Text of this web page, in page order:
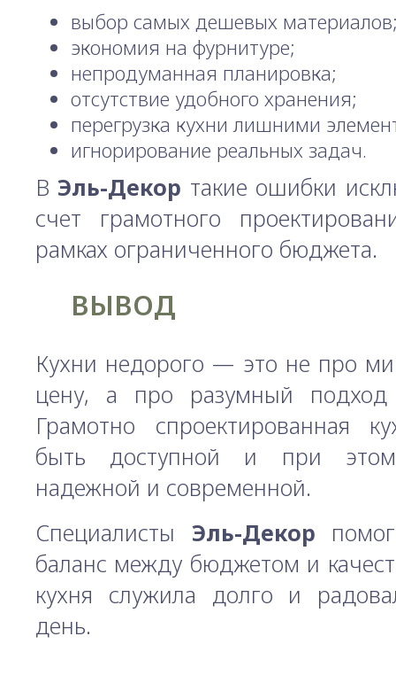
выбор самых дешевых
экономия на фурнитуре;
непродуманная планировка;
отсутствие удобного хранения;
перегрузка кухни лишними
игнорирование реальных задач.
ВЭль-Декор такие ошибки
счет грамотного
рамках ограниченного бюджета.
ВЫВОД
Кухни недорого — это не про
цену, а про разумный
Грамотно спроектированная
быть доступной и при
надежной и современной.
Специалисты Эль-Декор
баланс между бюджетом и
кухня служила долго и
день.